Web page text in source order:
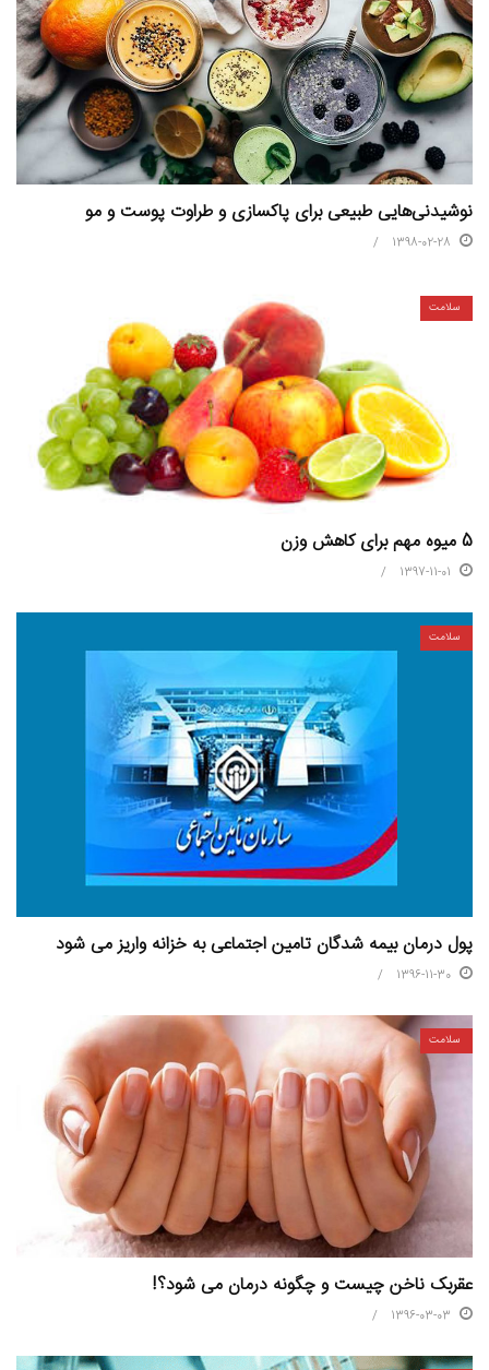
نوشیدنی‌هایی طبیعی برای پاکسازی و طراوت پوست و مو
1398-02-28
سلامت
5 میوه مهم برای کاهش وزن
1397-11-01
سلامت
پول درمان بیمه شدگان تامین اجتماعی به خزانه واریز می شود
1396-11-30
سلامت
عقربک ناخن چیست و چگونه درمان می شود؟!
1396-03-03